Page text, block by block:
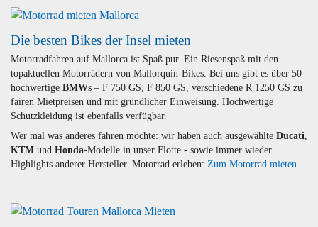
Die besten Bikes der Insel mieten
Motorradfahren auf Mallorca ist Spaß pur. Ein Riesenspaß mit den
topaktuellen Motorrädern von Mallorquin-Bikes. Bei uns gibt es über 50
hochwertige BMWs – F 750 GS, F 850 GS, verschiedene R 1250 GS zu
fairen Mietpreisen und mit gründlicher Einweisung. Hochwertige
Schutzkleidung ist ebenfalls verfügbar.
Wer mal was anderes fahren möchte: wir haben auch ausgewählte Ducati
KTM und Honda-Modelle in unser Flotte - sowie immer wieder
Highlights anderer Hersteller. Motorrad erleben: Zum Motorrad mieten